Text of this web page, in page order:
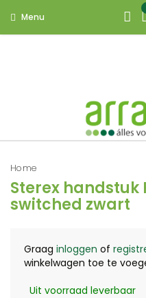
Menu
Home
Sterex
switched zwart
Graag inloggen of
winkelwagen toe te
Uit voorraad leverbaar